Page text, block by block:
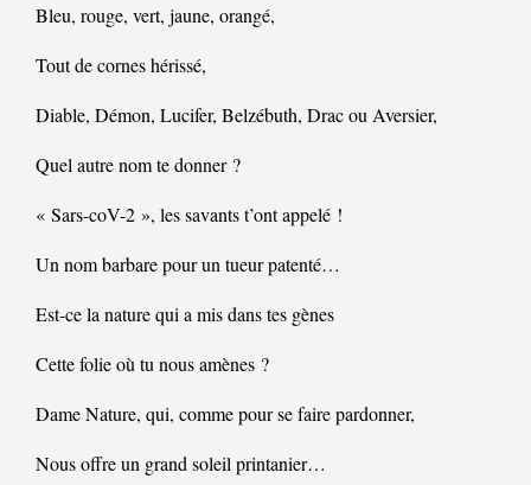
Bleu, rouge, vert, jaune, orangé,
Tout de cornes hérissé,
Diable, Démon, Lucifer, Belzébuth, Drac ou Aversier,
Quel autre nom te donner ?
« Sars-coV-2 », les savants t’ont appelé !
Un nom barbare pour un tueur patenté…
Est-ce la nature qui a mis dans tes gènes
Cette folie où tu nous amènes ?
Dame Nature, qui, comme pour se faire pardonner,
Nous offre un grand soleil printanier…